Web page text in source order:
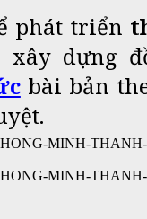
phát triển
xây dựng
bài bản